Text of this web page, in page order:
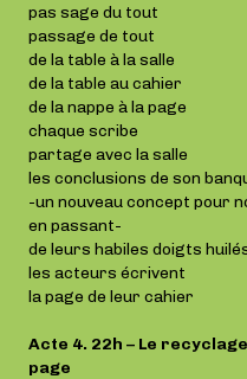
pas sage du tout
passage de tout
de la table à la salle
de la table au cahier
de la nappe à la page
chaque scribe
partage avec la salle
les conclusions de son
-un nouveau concept pour
en passant-
de leurs habiles doigts
les acteurs écrivent
la page de leur cahier
Acte 4. 22h – Le
page